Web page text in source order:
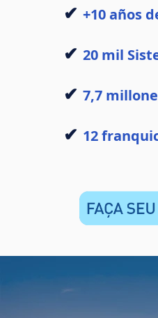
✔ +10 años
✔ 20 mil
✔ 7,7
✔ 12